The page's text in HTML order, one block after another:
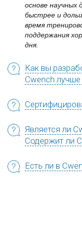
основе
быстрее и
время
поддержания
дня.
Как вы
Cwench лучше
Является ли
Содержит ли
Есть ли в